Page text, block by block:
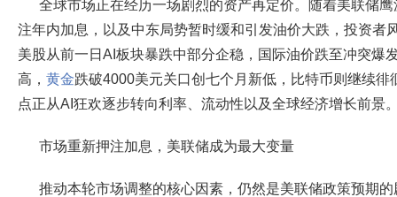
全球市场正在经历一场剧烈的资产再定价。随着美联储
注年内加息，以及中东局势暂时缓和引发油价大跌，投资者
美股从前一日AI板块暴跌中部分企稳，国际油价跌至冲突爆
高， 黄金跌破4000美元关口创七个月新低，比特币则继续
点正从AI狂欢逐步转向利率、流动性以及全球经济增长前景
市场重新押注加息，美联储成为最大变量
推动本轮市场调整的核心因素，仍然是美联储政策预期